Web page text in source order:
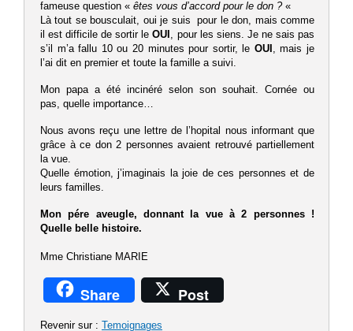
fameuse question « êtes vous d’accord pour le don ? «
Là tout se bousculait, oui je suis pour le don, mais comme
il est difficile de sortir leOUI , pour les siens. Je ne sais pas
s’il m’a fallu 10 ou 20 minutes pour sortir, le OUI , mais je
l’ai dit en premier et toute la famille a suivi.
Mon papa a été incinéré selon son souhait. Cornée ou
pas, quelle importance…
Nous avons reçu une lettre de l’hopital nous informant que
grâce à ce don 2 personnes avaient retrouvé partiellement
la vue.
Quelle émotion, j’imaginais la joie de ces personnes et de
leurs familles.
Mon pére aveugle, donnant la vue à 2 personnes !
Quelle belle histoire.
Mme Christiane MARIE
Share Post
Revenir sur : Temoignages